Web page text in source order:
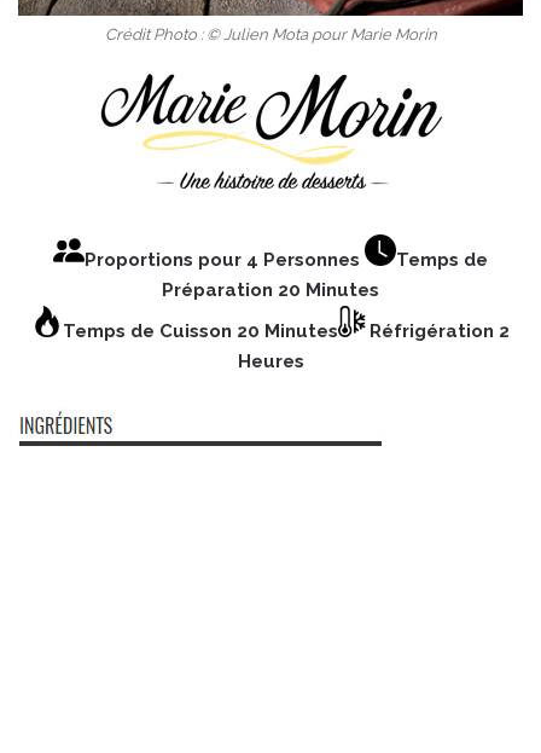
Crédit Photo : © Julien Mota pour Marie Morin
Proportions pour 4 Personnes
Temps de
Préparation 20 Minutes
Temps de Cuisson 20 Minutes
Réfrigération 2
Heures